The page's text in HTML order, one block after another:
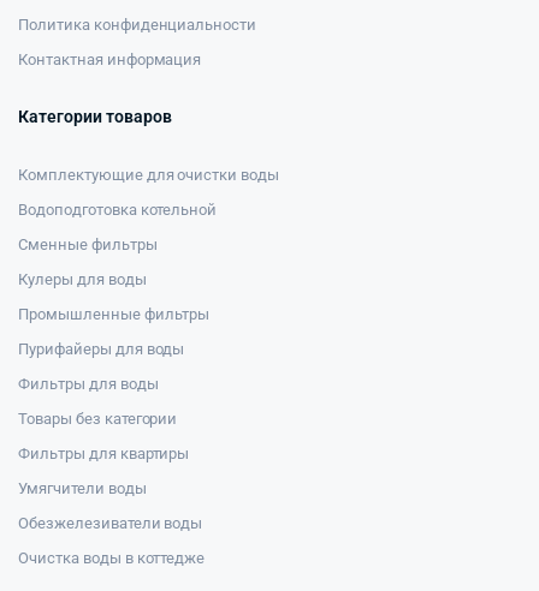
Политика конфиденциальности
Контактная информация
Категории товаров
Комплектующие для очистки воды
Водоподготовка котельной
Сменные фильтры
Кулеры для воды
Промышленные фильтры
Пурифайеры для воды
Фильтры для воды
Товары без категории
Фильтры для квартиры
Умягчители воды
Обезжелезиватели воды
Очистка воды в коттедже